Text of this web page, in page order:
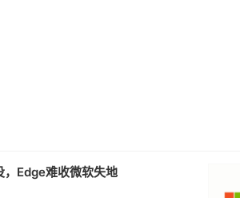
，Edge难收微软失地